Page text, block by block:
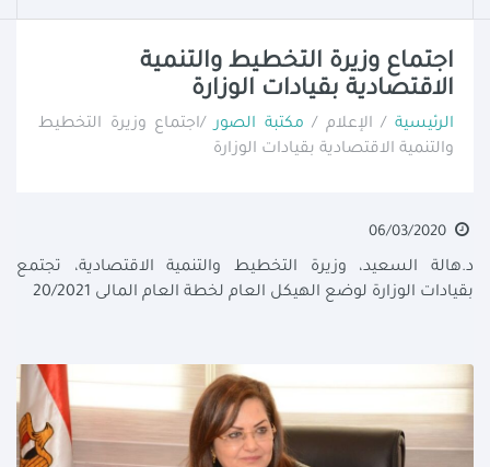
اجتماع وزيرة التخطيط والتنمية
الاقتصادية بقيادات الوزارة
الرئيسية / الإعلام / مكتبة الصور/اجتماع وزيرة التخطيط
والتنمية الاقتصادية بقيادات الوزارة
د.هالة السعيد، وزيرة التخطيط والتنمية الاقتصادية، تجتمع
بقيادات الوزارة لوضع الهيكل العام لخطة العام المالى 20/2021